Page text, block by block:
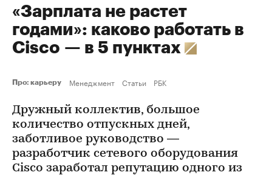
«Зарплата не растет
годами»: каково работать в
Cisco — в 5 пунктах
Про: карьеру Менеджмент Статьи РБК
Дружный коллектив, большое
количество отпускных дней,
заботливое руководство —
разработчик сетевого оборудования
Cisco заработал репутацию одного из